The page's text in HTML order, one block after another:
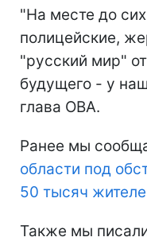
"На месте до
полицейские,
"русский мир"
будущего - у
глава ОВА.
Ранее мы
области под
50 тысяч
Также мы